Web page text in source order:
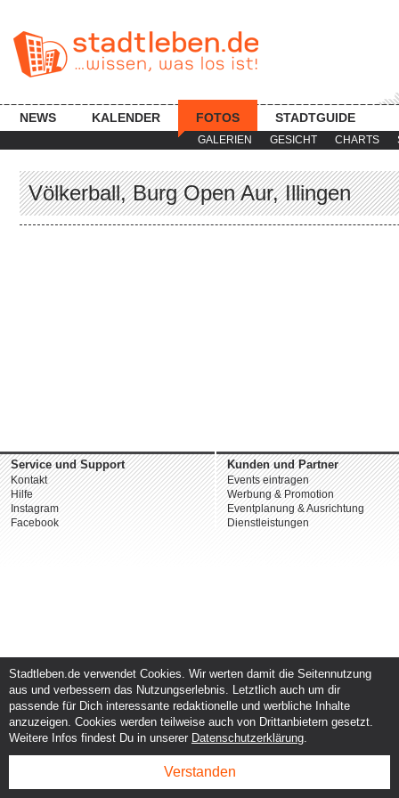
GALERIEN GESICHT CHARTS
NEWS KALENDER FOTOS STADTGUIDE
Völkerball, Burg Open Aur, Illingen
Service und Support
Kontakt
Hilfe
Instagram
Facebook
Kunden und Partner
Events eintragen
Werbung & Promotion
Eventplanung & Ausrichtung
Dienstleistungen
Stadtleben.de verwendet Cookies. Wir werten damit die Seitennutzung
aus und verbessern das Nutzungserlebnis. Letztlich auch um dir
passende für Dich interessante redaktionelle und werbliche Inhalte
anzuzeigen. Cookies werden teilweise auch von Drittanbietern gesetzt.
Weitere Infos findest Du in unserer Datenschutzerklärung.
Verstanden